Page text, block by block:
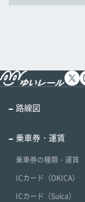
路線図
乗車券・運賃
乗車券の種類・運賃
ICカード（OKICA）
ICカード（Suica）